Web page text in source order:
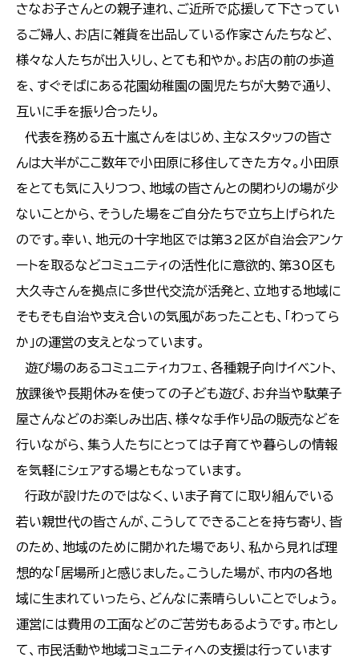
さなお子さんとの親子連れ、ご近所で応援して下さってい
るご婦人、お店に雑貨を出品している作家さんたちなど、
様々な人たちが出入りし、とても和やか。お店の前の歩道
を、すぐそばにある花園幼稚園の園児たちが大勢で通り、
互いに手を振り合ったり。
代表を務める五十嵐さんをはじめ、主なスタッフの皆さ
んは大半がここ数年で小田原に移住してきた方々。小田原
をとても気に入りつつ、地域の皆さんとの関わりの場が少
ないことから、そうした場をご自分たちで立ち上げられた
のです。幸い、地元の十字地区では第32区が自治会アンケ
ートを取るなどコミュニティの活性化に意欲的、第30区も
大久寺さんを拠点に多世代交流が活発と、立地する地域に
そもそも自治や支え合いの気風があったことも、「わってら
か」の運営の支えとなっています。
遊び場のあるコミュニティカフェ、各種親子向けイベント、
放課後や長期休みを使っての子ども遊び、お弁当や駄菓子
屋さんなどのお楽しみ出店、様々な手作り品の販売などを
行いながら、集う人たちにとっては子育てや暮らしの情報
を気軽にシェアする場ともなっています。
行政が設けたのではなく、いま子育てに取り組んでいる
若い親世代の皆さんが、こうしてできることを持ち寄り、皆
のため、地域のために開かれた場であり、私から見れば理
想的な「居場所」と感じました。こうした場が、市内の各地
域に生まれていったら、どんなに素晴らしいことでしょう。
運営には費用の工面などのご苦労もあるようです。市とし
て、市民活動や地域コミュニティへの支援は行っています